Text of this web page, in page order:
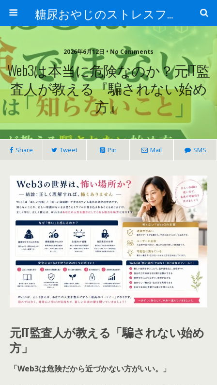
糖尿おやじのストレスフリー健康術
2026年6月12日 • No Comments
Web3は本当に危険なのか？元IT監
査人が教える『騙されない始め
方』
Share Tweet Pin Mail SMS
元IT監査人が教える「騙されない始め
方」
「Web3は危険だから近づかない方がいい。」